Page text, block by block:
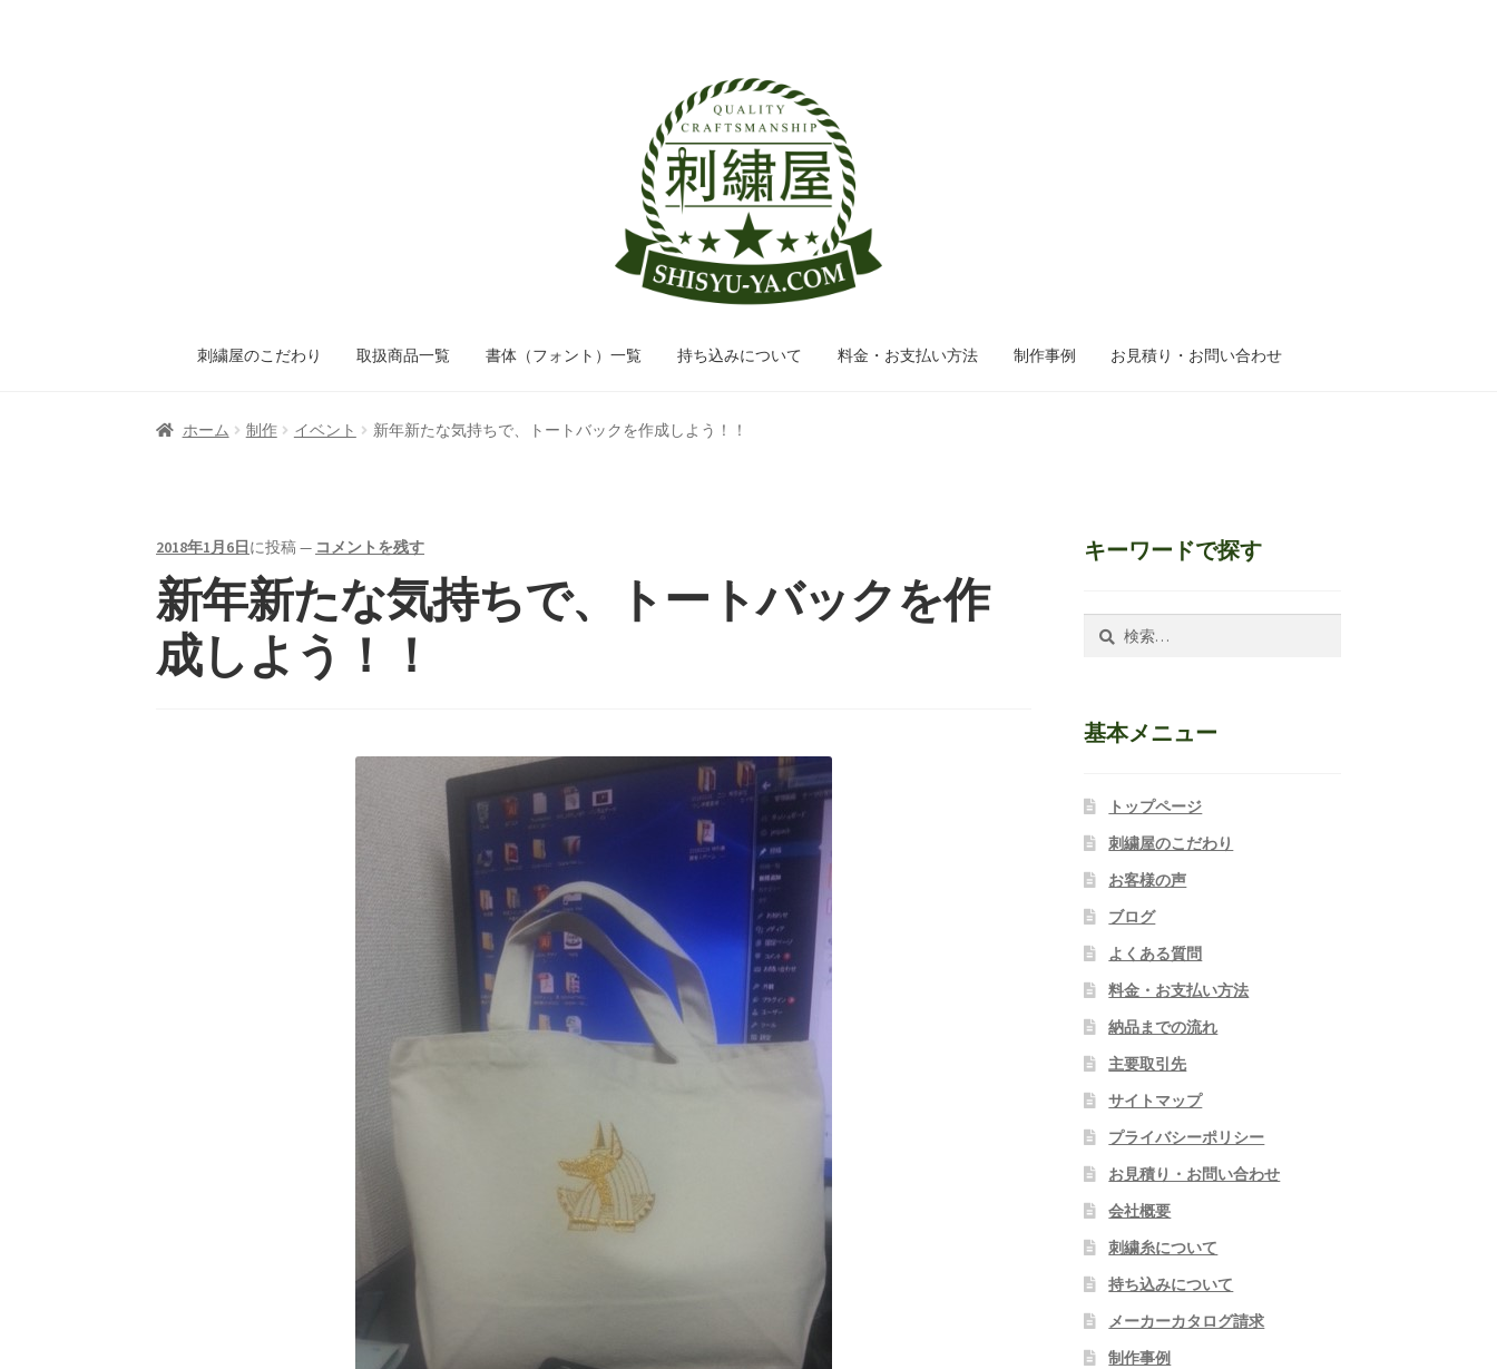
ビ
ゲ
ー
シ
ョ
ン
へ
ス
キ
プ
ン
テ
ン
ツ
へ
ス
キ
ッ
プ
刺繍屋のこだわり 取扱商品一覧 書体（フォント）一覧 持ち込みについて 料金・お支払い方法 制作事例 お見積り・お問い合わせ
ホーム 制作 イベント 新年新たな気持ちで、トートバックを作成しよう！！
2018年1月6日 に投稿— コメントを残す
新年新たな気持ちで、トートバックを作
成しよう！！
キーワードで探す
基本メニュー
トップページ
刺繍屋のこだわり
お客様の声
ブログ
よくある質問
料金・お支払い方法
納品までの流れ
主要取引先
サイトマップ
プライバシーポリシー
お見積り・お問い合わせ
会社概要
刺繍糸について
持ち込みについて
メーカーカタログ請求
制作事例